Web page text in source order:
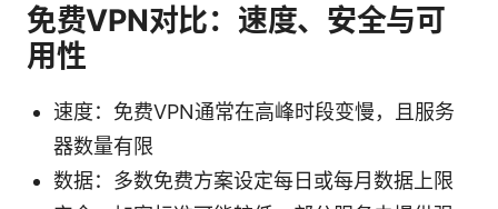
免费VPN对比：速度、安全与可
用性
速度：免费VPN通常在高峰时段变慢，且服务
器数量有限
数据：多数免费方案设定每日或每月数据上限